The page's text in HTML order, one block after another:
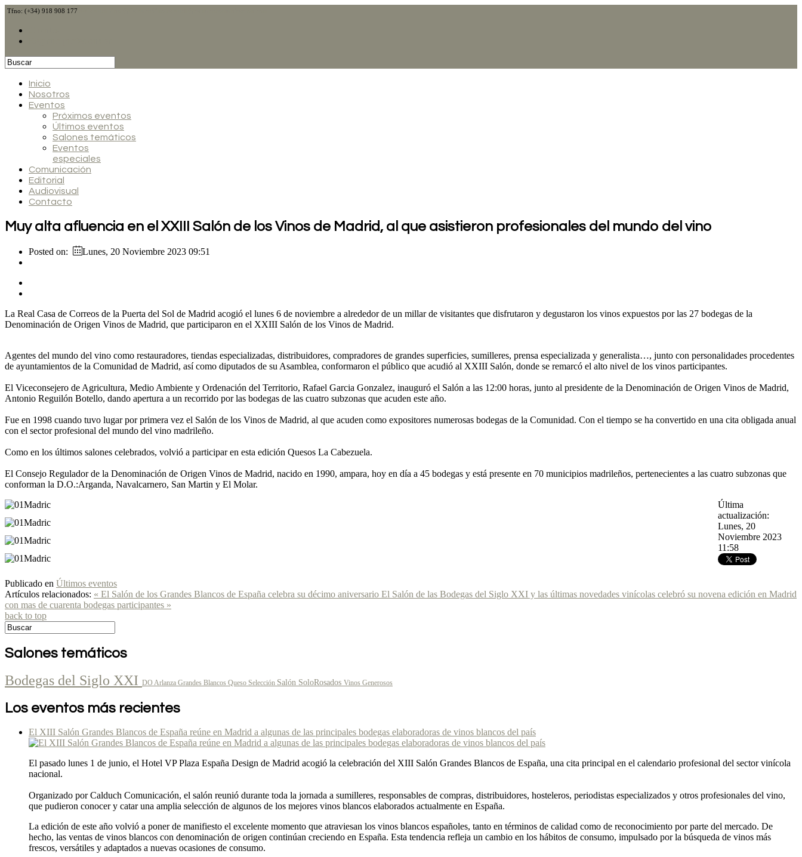
Tfno: (+34) 918 908 177
Inicio
Nosotros
Eventos
Próximos eventos
Últimos eventos
Salones temáticos
Eventos
especiales
Comunicación
Editorial
Audiovisual
Contacto
Muy alta afluencia en el XXIII Salón de los Vinos de Madrid, al que asistieron profesionales del mundo del vino
Posted on: Lunes, 20 Noviembre 2023 09:51
La Real Casa de Correos de la Puerta del Sol de Madrid acogió el lunes 6 de noviembre a alrededor de un millar de visitantes que disfrutaron y degustaron los vinos expuestos por las 27 bodegas de la
Denominación de Origen Vinos de Madrid, que participaron en el XXIII Salón de los Vinos de Madrid.
Agentes del mundo del vino como restauradores, tiendas especializadas, distribuidores, compradores de grandes superficies, sumilleres, prensa especializada y generalista…, junto con personalidades procedentes
de ayuntamientos de la Comunidad de Madrid, así como diputados de su Asamblea, conformaron el público que acudió al XXIII Salón, donde se remarcó el alto nivel de los vinos participantes.
El Viceconsejero de Agricultura, Medio Ambiente y Ordenación del Territorio, Rafael Garcia Gonzalez, inauguró el Salón a las 12:00 horas, junto al presidente de la Denominación de Origen Vinos de Madrid,
Antonio Reguilón Botello, dando apertura a un recorrido por las bodegas de las cuatro subzonas que acuden este año.
Fue en 1998 cuando tuvo lugar por primera vez el Salón de los Vinos de Madrid, al que acuden como expositores numerosas bodegas de la Comunidad. Con el tiempo se ha convertido en una cita obligada anual
con el sector profesional del mundo del vino madrileño.
Como en los últimos salones celebrados, volvió a participar en esta edición Quesos La Cabezuela.
El Consejo Regulador de la Denominación de Origen Vinos de Madrid, nacido en 1990, ampara, hoy en día a 45 bodegas y está presente en 70 municipios madrileños, pertenecientes a las cuatro subzonas que
conforman la D.O.:Arganda, Navalcarnero, San Martin y El Molar.
Última
actualización:
Lunes, 20
Noviembre 2023
11:58
Publicado en Últimos eventos
Artículos relacionados: « El Salón de los Grandes Blancos de España celebra su décimo aniversario El Salón de las Bodegas del Siglo XXI y las últimas novedades vinícolas celebró su novena edición en Madrid
con mas de cuarenta bodegas participantes »
back to top
Salones temáticos
Bodegas del Siglo XXI DO Arlanza Grandes Blancos Queso Selección Salón SoloRosados Vinos Generosos
Los eventos más recientes
El XIII Salón Grandes Blancos de España reúne en Madrid a algunas de las principales bodegas elaboradoras de vinos blancos del país
El pasado lunes 1 de junio, el Hotel VP Plaza España Design de Madrid acogió la celebración del XIII Salón Grandes Blancos de España, una cita principal en el calendario profesional del sector vinícola
nacional.
Organizado por Calduch Comunicación, el salón reunió durante toda la jornada a sumilleres, responsables de compras, distribuidores, hosteleros, periodistas especializados y otros profesionales del vino,
que pudieron conocer y catar una amplia selección de algunos de los mejores vinos blancos elaborados actualmente en España.
La edición de este año volvió a poner de manifiesto el excelente momento que atraviesan los vinos blancos españoles, tanto en términos de calidad como de reconocimiento por parte del mercado. De
hecho, las ventas de vinos blancos con denominación de origen continúan creciendo en España. Esta tendencia refleja un cambio en los hábitos de consumo, impulsado por la búsqueda de vinos más
frescos, versátiles y adaptados a nuevas ocasiones de consumo.